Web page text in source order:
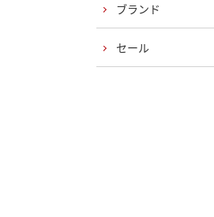
ブランド
セール